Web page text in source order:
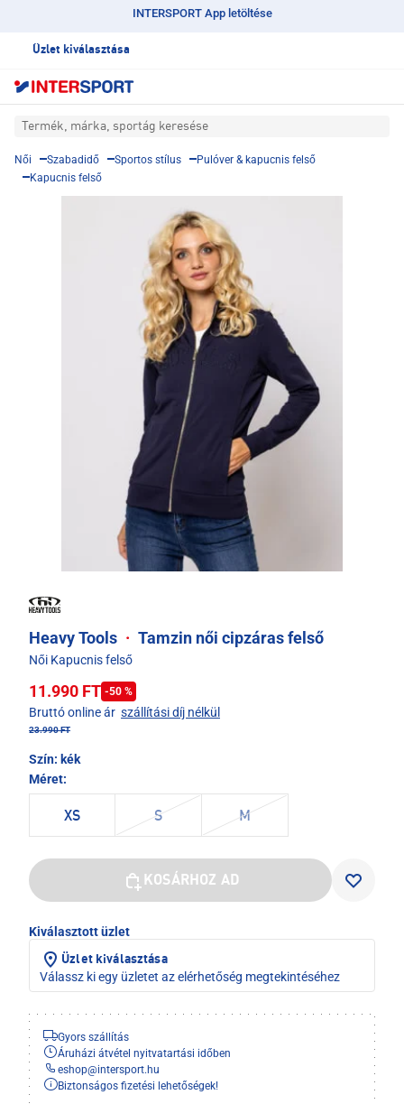
INTERSPORT App letöltése
Üzlet kiválasztása
Termék, márka, sportág keresése
Női Szabadidő Sportos stílus
Pulóver & kapucnis felső
Kapucnis felső
Heavy Tools · Tamzin női cipzáras felső
Női Kapucnis felső
11.990 FT -50 %
Bruttó online ár szállítási díj nélkül
23.990 FT
Szín: kék
Méret:
XS S M
KOSÁRHOZ AD
Kiválasztott üzlet
Üzlet kiválasztása
Válassz ki egy üzletet az elérhetőség megtekintéséhez
Gyors szállítás
Áruházi átvétel nyitvatartási időben
eshop@intersport.hu
Biztonságos fizetési lehetőségek!